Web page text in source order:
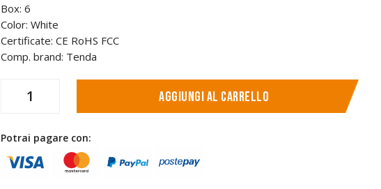
Box: 6
Color: White
Certificate: CE RoHS FCC
Comp. brand: Tenda
Aggiungi al carrello
Potrai pagare con: